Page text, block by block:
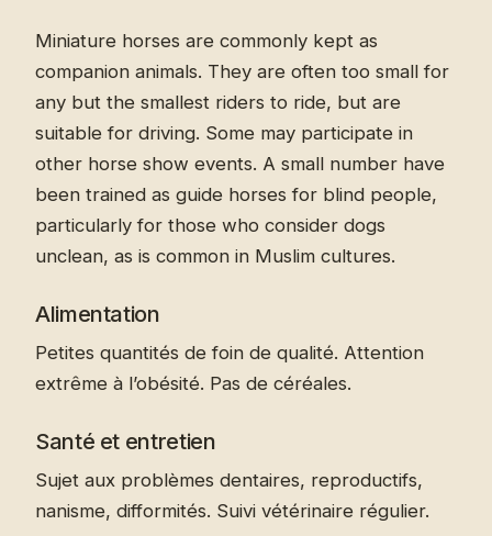
Miniature horses are commonly kept as
companion animals. They are often too small for
any but the smallest riders to ride, but are
suitable for driving. Some may participate in
other horse show events. A small number have
been trained as guide horses for blind people,
particularly for those who consider dogs
unclean, as is common in Muslim cultures.
Alimentation
Petites quantités de foin de qualité. Attention
extrême à l’obésité. Pas de céréales.
Santé et entretien
Sujet aux problèmes dentaires, reproductifs,
nanisme, difformités. Suivi vétérinaire régulier.